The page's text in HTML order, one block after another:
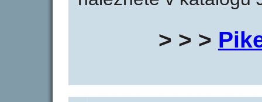
> > >